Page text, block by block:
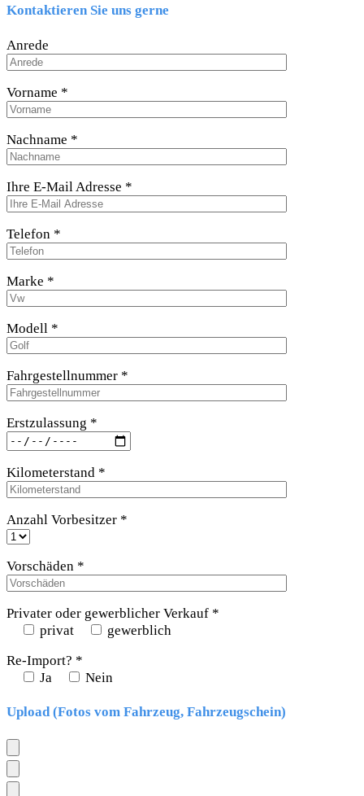
Kontaktieren Sie uns gerne
Anrede
Vorname *
Nachname *
Ihre E-Mail Adresse *
Telefon *
Marke *
Modell *
Fahrgestellnummer *
Erstzulassung *
Kilometerstand *
Anzahl Vorbesitzer *
Vorschäden *
Privater oder gewerblicher Verkauf *
privat
gewerblich
Re-Import? *
Ja
Nein
Upload (Fotos vom Fahrzeug, Fahrzeugschein)